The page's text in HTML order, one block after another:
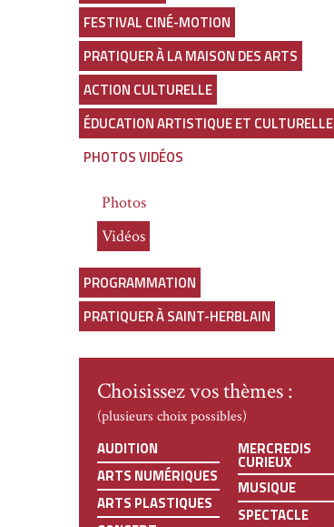
FESTIVAL CINÉ-MOTION
PRATIQUER À LA MAISON DES ARTS
ACTION CULTURELLE
ÉDUCATION ARTISTIQUE ET CULTURELLE
PHOTOS VIDÉOS
Photos
Vidéos
PROGRAMMATION
PRATIQUER À SAINT-HERBLAIN
Choisissez vos thèmes :
(plusieurs choix possibles)
AUDITION
ARTS NUMÉRIQUES
ARTS PLASTIQUES
MERCREDIS
CURIEUX
MUSIQUE
SPECTACLE